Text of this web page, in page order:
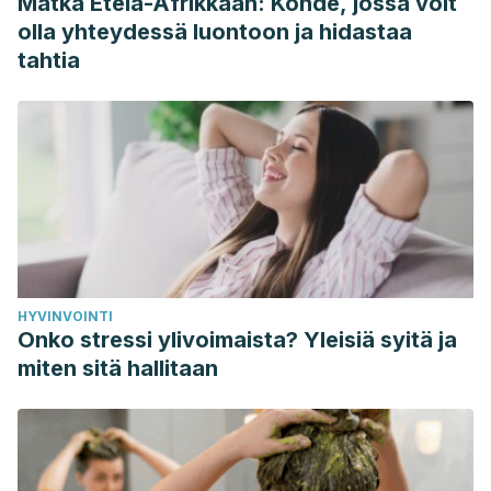
Preventive Efficiency of Green Tea and Its Components on
Nonalcoholic Fatty Liver Disease. J Agric Food Chem. 2019
Epub 2019 Apr 1. PMID: 30892882.
olla yhteydessä luontoon ja hidastaa
tahtia
HYVINVOINTI
Onko stressi ylivoimaista? Yleisiä syitä ja
miten sitä hallitaan